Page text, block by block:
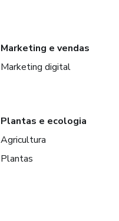
Marketing e vendas
Marketing digital
Plantas e ecologia
Agricultura
Plantas